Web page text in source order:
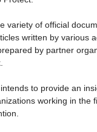
variety of official
written by various
by partner
to provide an
working in the